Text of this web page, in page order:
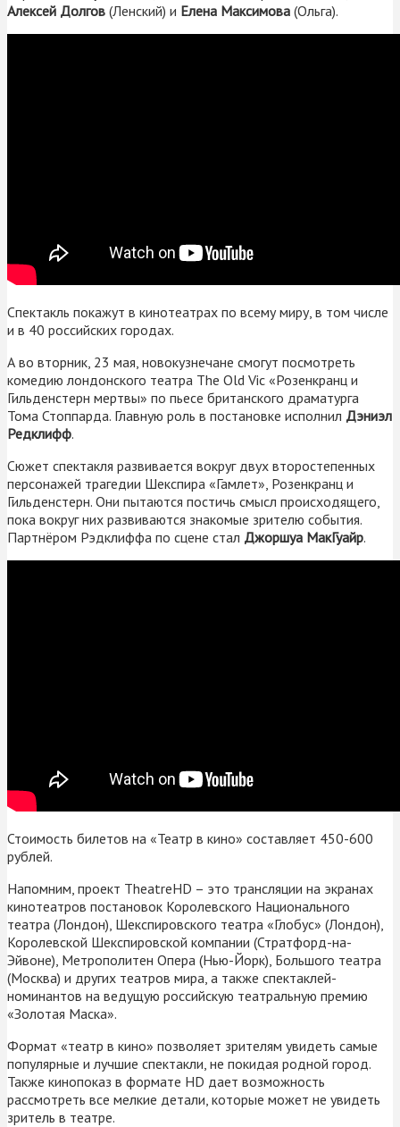
Алексей Долгов (Ленский) и Елена Максимова (Ольга).
Спектакль покажут в кинотеатрах по всему миру, в том числе
и в 40 российских городах.
А во вторник, 23 мая, новокузнечане смогут посмотреть
комедию лондонского театра The Old Vic «Розенкранц и
Гильденстерн мертвы» по пьесе британского драматурга
Тома Стоппарда. Главную роль в постановке исполнил Дэниэл
Редклифф.
Сюжет спектакля развивается вокруг двух второстепенных
персонажей трагедии Шекспира «Гамлет», Розенкранц и
Гильденстерн. Они пытаются постичь смысл происходящего,
пока вокруг них развиваются знакомые зрителю события.
Партнёром Рэдклиффа по сцене стал Джоршуа МакГуайр.
Стоимость билетов на «Театр в кино» составляет 450-600
рублей.
Напомним, проект TheatreHD – это трансляции на экранах
кинотеатров постановок Королевского Национального
театра (Лондон), Шекспировского театра «Глобус» (Лондон),
Королевской Шекспировской компании (Стратфорд-на-
Эйвоне), Метрополитен Опера (Нью-Йорк), Большого театра
(Москва) и других театров мира, а также спектаклей-
номинантов на ведущую российскую театральную премию
«Золотая Маска».
Формат «театр в кино» позволяет зрителям увидеть самые
популярные и лучшие спектакли, не покидая родной город.
Также кинопоказ в формате HD дает возможность
рассмотреть все мелкие детали, которые может не увидеть
зритель в театре.